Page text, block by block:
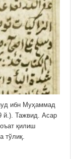
ибн Муҳаммад
й.). Тажвид. Асар
қилиш
тўлиқ.